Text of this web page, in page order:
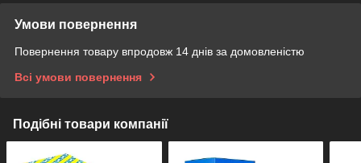
Умови повернення
Повернення товару впродовж 14 днів за домовленістю
Всі умови повернення
Подібні товари компанії